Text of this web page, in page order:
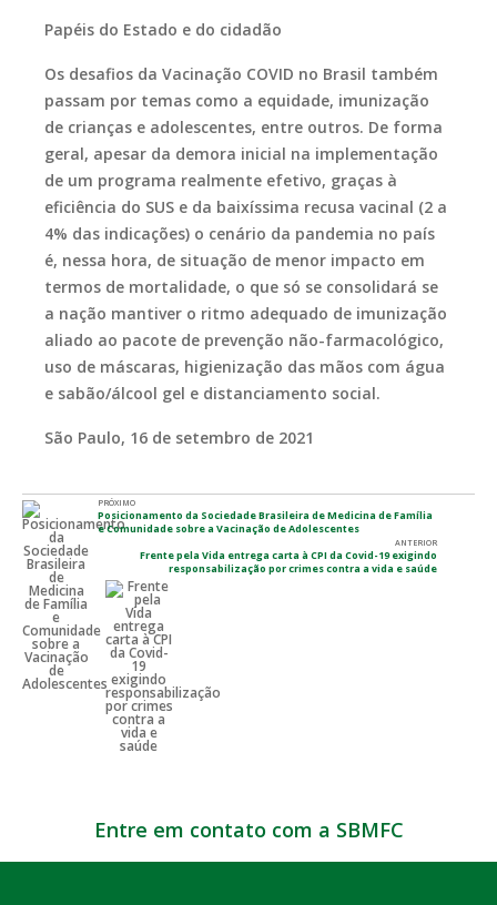
Papéis do Estado e do cidadão
Os desafios da Vacinação COVID no Brasil também
passam por temas como a equidade, imunização
de crianças e adolescentes, entre outros. De forma
geral, apesar da demora inicial na implementação
de um programa realmente efetivo, graças à
eficiência do SUS e da baixíssima recusa vacinal (2 a
4% das indicações) o cenário da pandemia no país
é, nessa hora, de situação de menor impacto em
termos de mortalidade, o que só se consolidará se
a nação mantiver o ritmo adequado de imunização
aliado ao pacote de prevenção não-farmacológico,
uso de máscaras, higienização das mãos com água
e sabão/álcool gel e distanciamento social.
São Paulo, 16 de setembro de 2021
PRÓXIMO
Posicionamento da Sociedade Brasileira de Medicina de Família
e Comunidade sobre a Vacinação de Adolescentes
ANTERIOR
Frente pela Vida entrega carta à CPI da Covid-19 exigindo
responsabilização por crimes contra a vida e saúde
Entre em contato com a SBMFC